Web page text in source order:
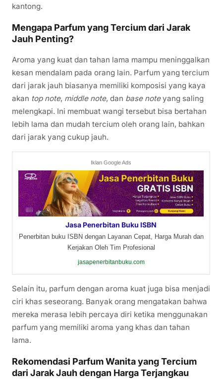
kantong.
Mengapa Parfum yang Tercium dari Jarak
Jauh Penting?
Aroma yang kuat dan tahan lama mampu meninggalkan
kesan mendalam pada orang lain. Parfum yang tercium
dari jarak jauh biasanya memiliki komposisi yang kaya
akan top note, middle note, dan base noteyang saling
melengkapi. Ini membuat wangi tersebut bisa bertahan
lebih lama dan mudah tercium oleh orang lain, bahkan
dari jarak yang cukup jauh.
Iklan Google Ads
Jasa Penerbitan Buku ISBN
Penerbitan buku ISBN dengan Layanan Cepat, Harga Murah dan
Kerjakan Oleh Tim Profesional
jasapenerbitanbuku.com
Selain itu, parfum dengan aroma kuat juga bisa menjadi
ciri khas seseorang. Banyak orang mengatakan bahwa
mereka merasa lebih percaya diri ketika menggunakan
parfum yang memiliki aroma yang khas dan tahan
lama.
Rekomendasi Parfum Wanita yang Tercium
dari Jarak Jauh dengan Harga Terjangkau